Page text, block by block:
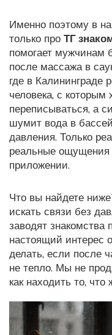
Именно поэтому в
только про ТГ
помогает мужчинам
после массажа в
где в Калининграде
человека, с которым
переписываться, а
шумит вода в
давления. Только
реальные ощущения
приложении.
Что вы найдете
искать связи без
заводят знакомства
настоящий интерес
делать, если после
не тепло. Мы не
как находить то, что